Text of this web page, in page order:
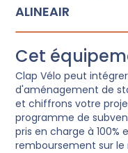
ALINEAIR
Cet
Clap Vélo peut
d'aménagement de
et chiffrons votre
programme de
pris en charge à 100%
remboursement sur